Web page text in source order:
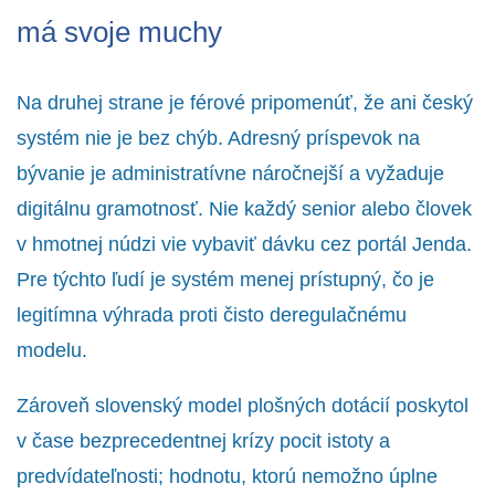
má svoje muchy
Na druhej strane je férové pripomenúť, že ani český
systém nie je bez chýb. Adresný príspevok na
bývanie je administratívne náročnejší a vyžaduje
digitálnu gramotnosť. Nie každý senior alebo človek
v hmotnej núdzi vie vybaviť dávku cez portál Jenda.
Pre týchto ľudí je systém menej prístupný, čo je
legitímna výhrada proti čisto deregulačnému
modelu.
Zároveň slovenský model plošných dotácií poskytol
v čase bezprecedentnej krízy pocit istoty a
predvídateľnosti; hodnotu, ktorú nemožno úplne